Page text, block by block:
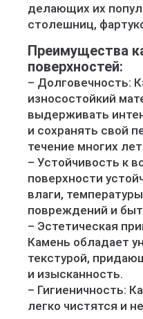
делающих их
столешниц,
Преимущества
поверхностей:
– Долговечность:
износостойкий
выдерживать
и сохранять свой
течение многих
– Устойчивость к
поверхности
влаги,
повреждений и
– Эстетическая
Камень обладает
текстурой,
и изысканность.
– Гигиеничность:
легко чистятся и